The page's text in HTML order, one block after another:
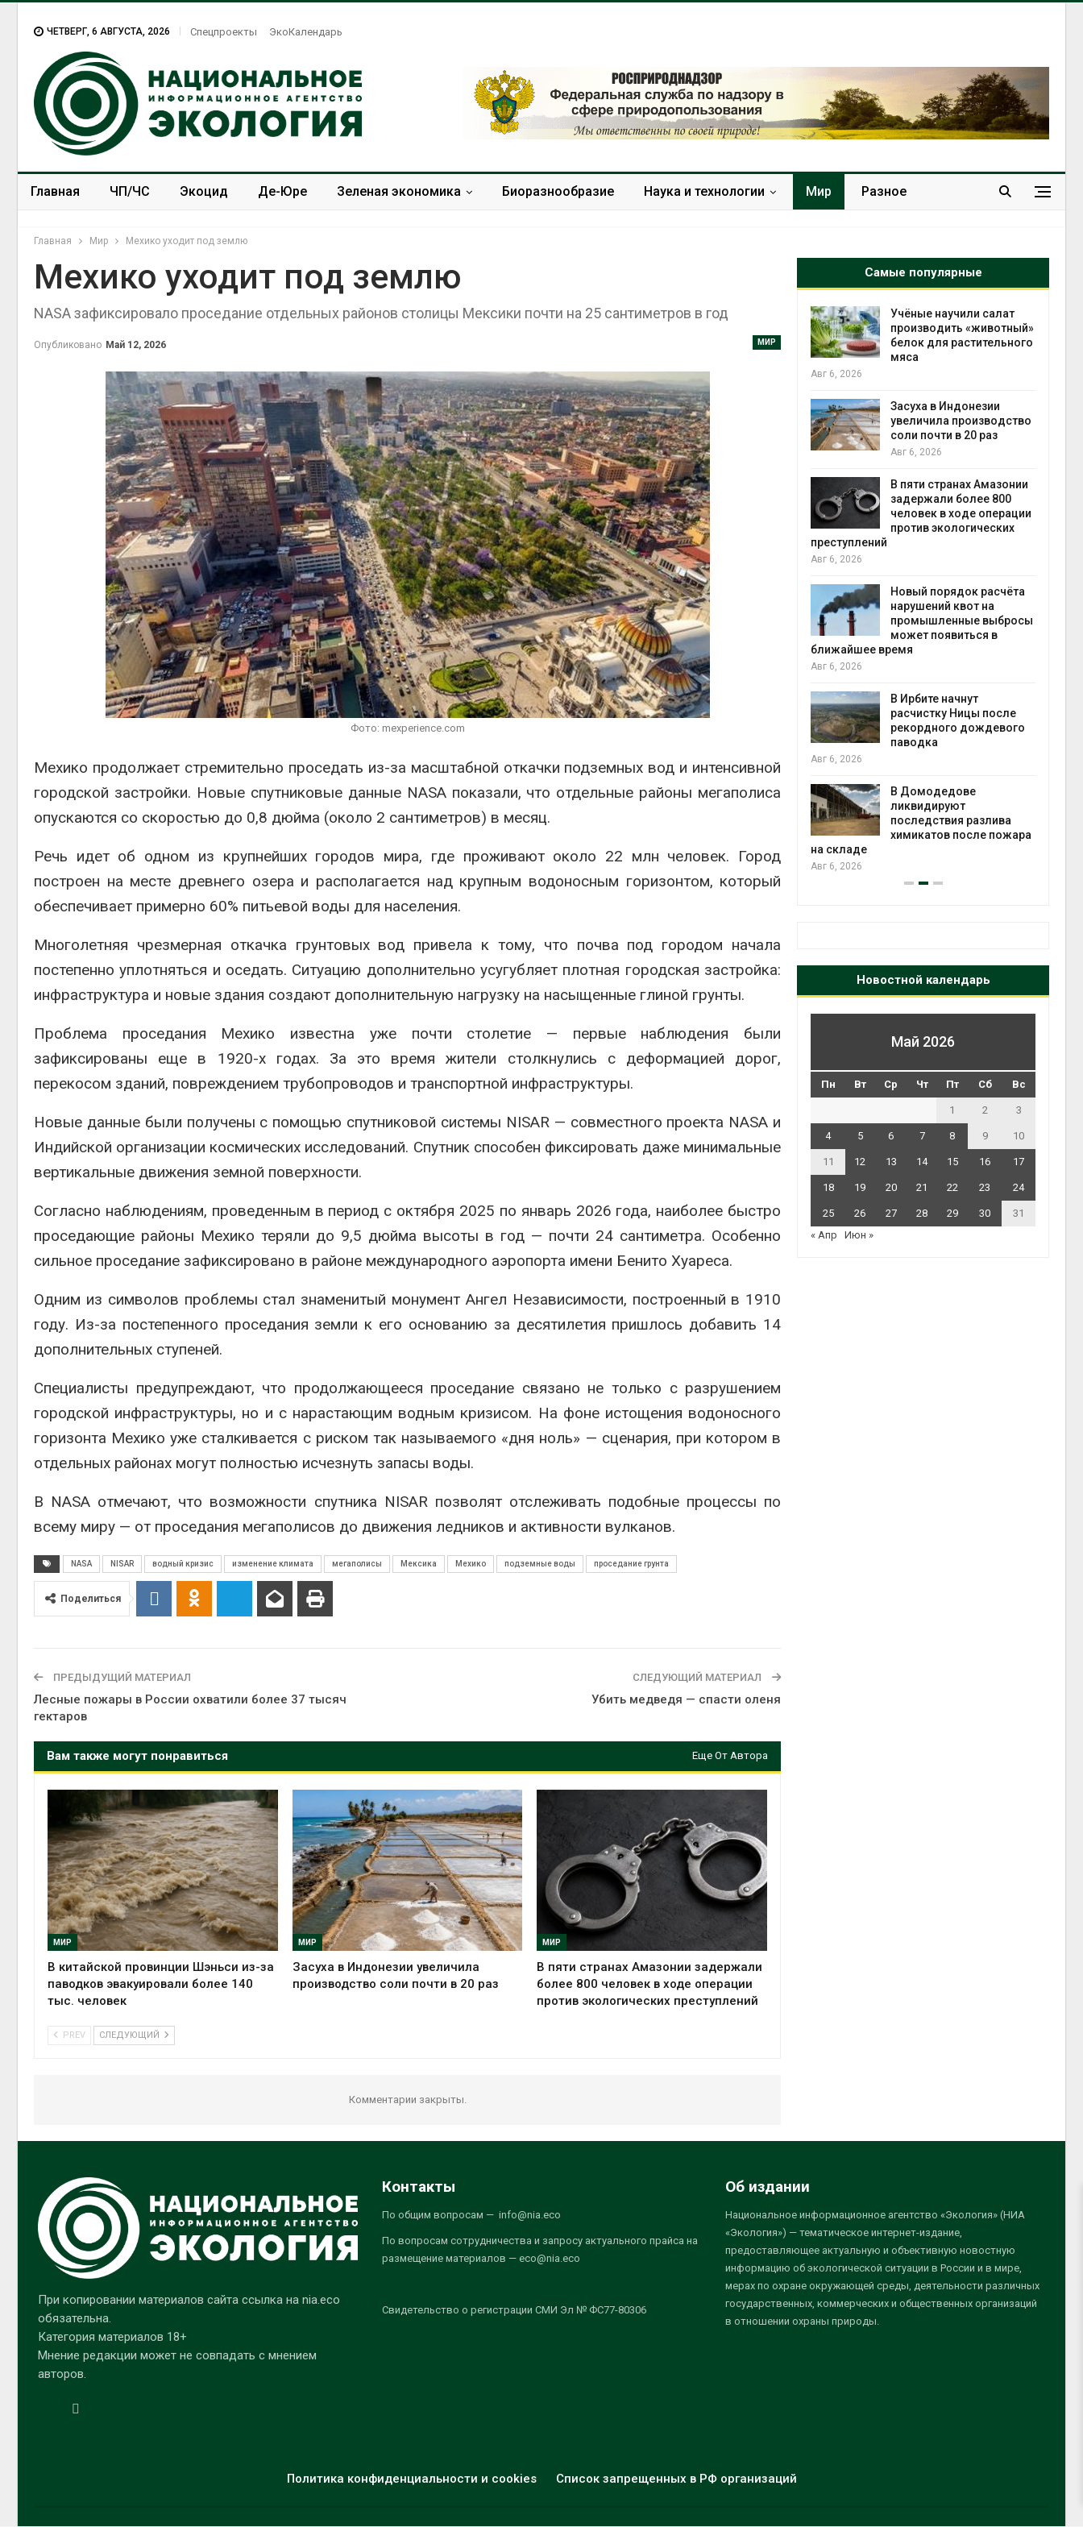
ЧЕТВЕРГ, 6 АВГУСТА, 2026 Спецпроекты ЭкоКалендарь
Главная ЧП/ЧС Экоцид Де-Юре Зеленая экономика Биоразнообразие Наука и технологии Мир Разное
Главная Мир Мехико уходит под землю
Мехико уходит под землю
NASA зафиксировало проседание отдельных районов столицы Мексики почти на 25 сантиметров в год
МИР
Опубликовано Май 12, 2026
Фото: mexperience.com
Мехико продолжает стремительно проседать из-за масштабной откачки подземных вод и интенсивной
городской застройки. Новые спутниковые данные NASAпоказали, что отдельные районы мегаполиса
опускаются со скоростью до 0,8 дюйма (около 2 сантиметров) в месяц.
Речь идет об одном из крупнейших городов мира, где проживают около 22 млн человек. Город
построен на месте древнего озера и располагается над крупным водоносным горизонтом, который
обеспечивает примерно 60% питьевой воды для населения.
Многолетняя чрезмерная откачка грунтовых вод привела к тому, что почва под городом начала
постепенно уплотняться и оседать. Ситуацию дополнительно усугубляет плотная городская застройка:
инфраструктура и новые здания создают дополнительную нагрузку на насыщенные глиной грунты.
Проблема проседания Мехико известна уже почти столетие — первые наблюдения были
зафиксированы еще в 1920-х годах. За это время жители столкнулись с деформацией дорог,
перекосом зданий, повреждением трубопроводов и транспортной инфраструктуры.
Новые данные были получены с помощью спутниковой системы NISAR— совместного проекта NASA и
Индийской организации космических исследований. Спутник способен фиксировать даже минимальные
вертикальные движения земной поверхности.
Согласно наблюдениям, проведенным в период с октября 2025 по январь 2026 года, наиболее быстро
проседающие районы Мехико теряли до 9,5 дюйма высоты в год — почти 24 сантиметра. Особенно
сильное проседание зафиксировано в районе международного аэропорта имени Бенито Хуареса.
Одним из символов проблемы стал знаменитый монумент Ангел Независимости, построенный в 1910
году. Из-за постепенного проседания земли к его основанию за десятилетия пришлось добавить 14
дополнительных ступеней.
Специалисты предупреждают, что продолжающееся проседание связано не только с разрушением
городской инфраструктуры, но и с нарастающим водным кризисом. На фоне истощения водоносного
горизонта Мехико уже сталкивается с риском так называемого «дня ноль» — сценария, при котором в
отдельных районах могут полностью исчезнуть запасы воды.
В NASA отмечают, что возможности спутника NISAR позволят отслеживать подобные процессы по
всему миру — от проседания мегаполисов до движения ледников и активности вулканов.
NASA NISAR водный кризис изменение климата мегаполисы Мексика Мехико подземные воды проседание грунта
Поделиться
ПРЕДЫДУЩИЙ МАТЕРИАЛ
Лесные пожары в России охватили более 37 тысяч
гектаров
СЛЕДУЮЩИЙ МАТЕРИАЛ
Убить медведя — спасти оленя
Вам также могут понравиться Еще От Автора
МИР
В китайской провинции Шэньси из-за
паводков эвакуировали более 140
тыс. человек
МИР
Засуха в Индонезии увеличила
производство соли почти в 20 раз
МИР
В пяти странах Амазонии задержали
более 800 человек в ходе операции
против экологических преступлений
PREV СЛЕДУЮЩИЙ
Комментарии закрыты.
Самые популярные
Изменение климата
В Австралии снизят
стоимость установки
солнечных панелей для
бизнеса
Авг 6, 2026
Москвариум отметит 11-
летие трёхдневным
фестивалем
Авг 5, 2026
В Кении противников
строительства АЭС
проверяют по статье о
терроризме
Авг 5, 2026
Суд запретил
использовать
крокодилов для охраны
израильской тюрьмы
Авг 5, 2026
оказались «хуже для
климата»: исследование
показало пределы
Авг 5, 2026
В китайской провинции
эвакуировали более 140
Авг 6, 2026
МЕГА и ВкусВилл
установили
экообменники для сбора
вторсырья
Авг 6, 2026
Учёные предложили
получать питьевую воду
из воздуха с помощью
ветра
Авг 6, 2026
Приложение «Экопульс»
для контроля мусорных
площадок запустят в
сентябре
Авг 6, 2026
Европа теряет всё
больше лесной
биомассы из-за засух,
В горах Карачаево-
Черкесии выявили новые
Учёные научили салат
производить «животный»
белок для растительного
мяса
Авг 6, 2026
Засуха в Индонезии
увеличила производство
соли почти в 20 раз
Авг 6, 2026
В пяти странах Амазонии
задержали более 800
человек в ходе операции
против экологических
преступлений
Авг 6, 2026
Новый порядок расчёта
нарушений квот на
промышленные выбросы
может появиться в
ближайшее время
Авг 6, 2026
В Ирбите начнут
расчистку Ницы после
рекордного дождевого
паводка
Авг 6, 2026
В Домодедове
ликвидируют
последствия разлива
химикатов после пожара
на складе
Авг 6, 2026
Новостной календарь
Май 2026
Пн Вт Ср Чт Пт Сб Вс
1 2 3
4 5 6 7 8 9 10
11 12 13 14 15 16 17
18 19 20 21 22 23 24
25 26 27 28 29 30
31
« Апр
Июн »
При копировании материалов сайта ссылка на nia.eco
обязательна.
Категория материалов 18+
Мнение редакции может не совпадать с мнением
авторов.
Контакты
По общим вопросам — info@nia.eco
По вопросам сотрудничества и запросу актуального прайса на
размещение материалов — eco@nia.eco
Свидетельство о регистрации СМИ Эл № ФС77-80306
Об издании
Национальное информационное агентство «Экология» (НИА
«Экология») — тематическое интернет-издание,
предоставляющее актуальную и объективную новостную
информацию об экологической ситуации в России и в мире,
мерах по охране окружающей среды, деятельности различных
государственных, коммерческих и общественных организаций
в отношении охраны природы.
Политика конфиденциальности и cookies Список запрещенных в РФ организаций